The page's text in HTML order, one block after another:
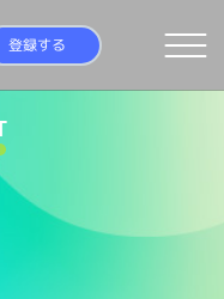
登録する